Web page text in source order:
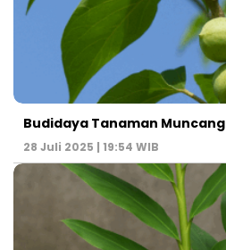
Budidaya Tanaman Muncang
28 Juli 2025 | 19:54 WIB